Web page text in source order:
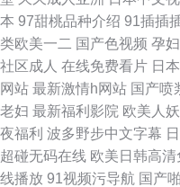
本 97甜桃品种介绍 91插插
类欧美一二 国产色视频 孕
社区成人 在线免费看片 日
网站 最新激情h网站 国产喷
老妇 最新福利影院 欧美人
夜福利 波多野步中文字幕
超碰无码在线 欧美日韩高清
线播放 91视频污导航 国产